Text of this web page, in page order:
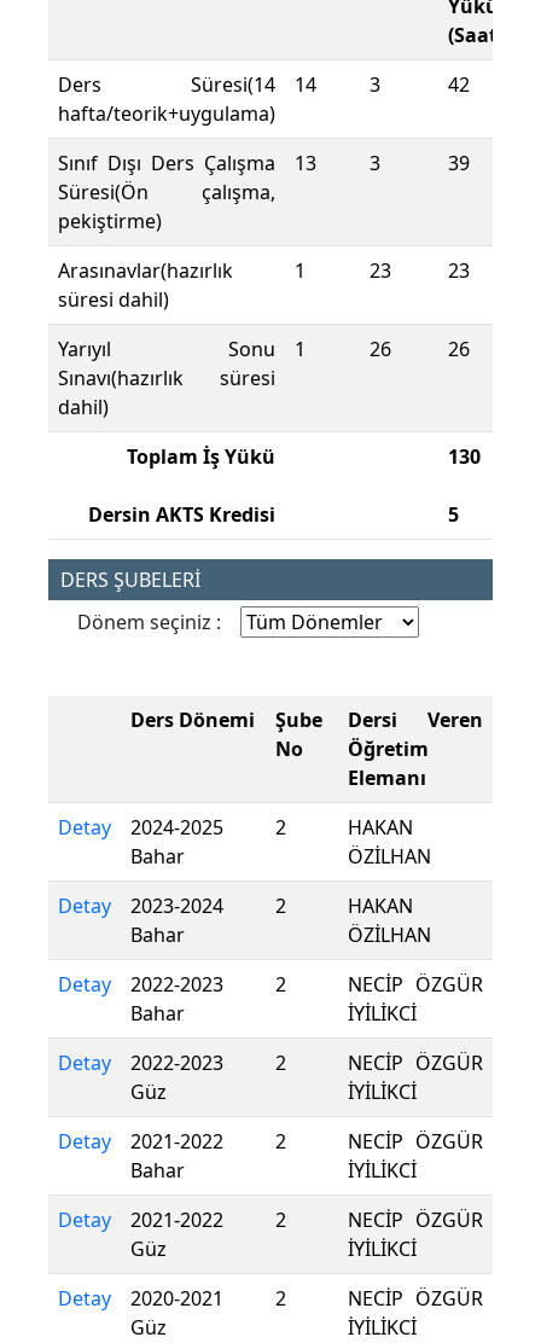
Yükü
(Saat)
Ders Süresi(14
hafta/teorik+uygulama)
14 3 42
Sınıf Dışı Ders Çalışma
Süresi(Ön çalışma,
pekiştirme)
13 3 39
Arasınavlar(hazırlık
süresi dahil)
1 23 23
Yarıyıl Sonu
Sınavı(hazırlık süresi
dahil)
1 26 26
Toplam İş Yükü
Dersin AKTS Kredisi
130
5
DERS ŞUBELERİ
Dönem seçiniz :
Ders Dönemi
Şube
No
Dersi Veren
Öğretim
Elemanı
Detay
2024-2025
Bahar
2
HAKAN
ÖZİLHAN
Detay
2023-2024
Bahar
2
HAKAN
ÖZİLHAN
Detay
2022-2023
Bahar
2
NECİP ÖZGÜR
İYİLİKCİ
Detay
2022-2023
Güz
2
NECİP ÖZGÜR
İYİLİKCİ
Detay
2021-2022
Bahar
2
NECİP ÖZGÜR
İYİLİKCİ
Detay
2021-2022
Güz
2
NECİP ÖZGÜR
İYİLİKCİ
Detay
2020-2021
Güz
2
NECİP ÖZGÜR
İYİLİKCİ